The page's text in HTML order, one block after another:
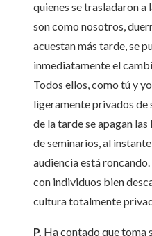
quienes se trasladaron a
son como nosotros,
acuestan más tarde, se
inmediatamente el
Todos ellos, como tú y
ligeramente privados de
de la tarde se apagan las
de seminarios, al
audiencia está
con individuos bien
cultura totalmente
P. Ha contado que toma